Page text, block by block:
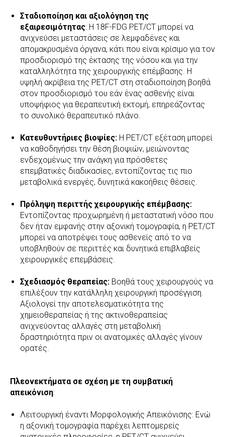
Σταδιοποίηση και αξιολόγηση της
εξαιρεσιμότητας: Η 18F-FDG PET/CT μπορεί να
ανιχνεύσει μεταστάσεις σε λεμφαδένες και
απομακρυσμένα όργανα, κάτι που είναι κρίσιμο για τον
προσδιορισμό της έκτασης της νόσου και για την
καταλληλότητα της χειρουργικής επέμβασης. Η
υψηλή ακρίβεια της PET/CT στη σταδιοποίηση βοηθά
στον προσδιορισμό του εάν ένας ασθενής είναι
υποψήφιος για θεραπευτική εκτομή, επηρεάζοντας
το συνολικό θεραπευτικό πλάνο.
Κατευθυντήριες βιοψίες: Η PET/CT εξέταση μπορεί
να καθοδηγήσει την θέση βιοψιών, μειώνοντας
ενδεχομένως την ανάγκη για πρόσθετες
επεμβατικές διαδικασίες, εντοπίζοντας τις πιο
μεταβολικά ενεργές, δυνητικά κακοήθεις θέσεις.
Πρόληψη περιττής χειρουργικής επέμβασης:
Εντοπίζοντας προχωρημένη ή μεταστατική νόσο που
δεν ήταν εμφανής στην αξονική τομογραφία, η PET/CT
μπορεί να αποτρέψει τους ασθενείς από το να
υποβληθούν σε περιττές και δυνητικά επιβλαβείς
χειρουργικές επεμβάσεις.
Σχεδιασμός θεραπείας: Βοηθά τους χειρουργούς να
επιλέξουν την κατάλληλη χειρουργική προσέγγιση.
Αξιολογεί την αποτελεσματικότητα της
χημειοθεραπείας ή της ακτινοθεραπείας
ανιχνεύοντας αλλαγές στη μεταβολική
δραστηριότητα πριν οι ανατομικές αλλαγές γίνουν
ορατές.
Πλεονεκτήματα σε σχέση με τη συμβατική
απεικόνιση:
Λειτουργική έναντι Μορφολογικής Απεικόνισης: Ενώ
η αξονική τομογραφία παρέχει λεπτομερείς